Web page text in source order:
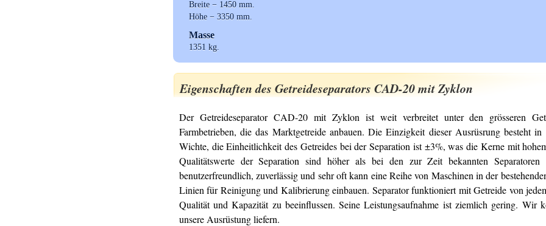
Breite − 1450 mm.
Höhe − 3350 mm.
Masse
1351 kg.
Eigenschaften des Getreideseparators CAD-20 mit Zyklon
Der Getreideseparator CAD-20 mit Zyklon ist weit verbreitet unter den grösseren
Farmbetrieben, die das Marktgetreide anbauen. Die Einzigkeit dieser Ausrüsrung besteht
Wichte, die Einheitlichkeit des Getreides bei der Separation ist ±3%, was die Kerne mit
Qualitätswerte der Separation sind höher als bei den zur Zeit bekannten Separatoren
benutzerfreundlich, zuverlässig und sehr oft kann eine Reihe von Maschinen in der
Linien für Reinigung und Kalibrierung einbauen. Separator funktioniert mit Getreide von
Qualität und Kapazität zu beeinflussen. Seine Leistungsaufnahme ist ziemlich gering.
unsere Ausrüstung liefern.